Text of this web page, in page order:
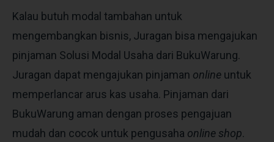
Kalau butuh modal tambahan untuk
mengembangkan bisnis, Juragan bisa mengajukan
pinjaman Solusi Modal Usaha dari BukuWarung.
Juragan dapat mengajukan pinjaman online untuk
memperlancar arus kas usaha. Pinjaman dari
BukuWarung aman dengan proses pengajuan
mudah dan cocok untuk pengusaha online shop.